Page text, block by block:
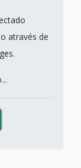
através de